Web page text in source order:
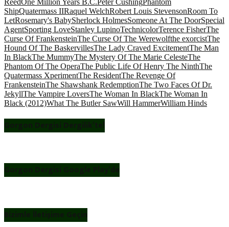
ShipQuatermass IIRaquel WelchRobert Louis StevensonRoom To
LetRosemary's BabySherlock HolmesSomeone At The DoorSpecial
AgentSporting LoveStanley LupinoTechnicolorTerence FisherThe
Curse Of FrankensteinThe Curse Of The Werewolfthe exorcistThe
Hound Of The BaskervillesThe Lady Craved ExcitementThe Man
In BlackThe MummyThe Mystery Of The Marie CelesteThe
Phantom Of The OperaThe Public Life Of Henry The NinthThe
Quatermass XperimentThe ResidentThe Revenge Of
FrankensteinThe Shawshank RedemptionThe Two Faces Of Dr.
JekyllThe Vampire LoversThe Woman In BlackThe Woman In
Black (2012)What The Butler SawWill HammerWilliam Hinds
Gorgon Dergisi Dergilik’te!
Gorgon Dergisi Google Play’de
Bizimle İletişime Geçin